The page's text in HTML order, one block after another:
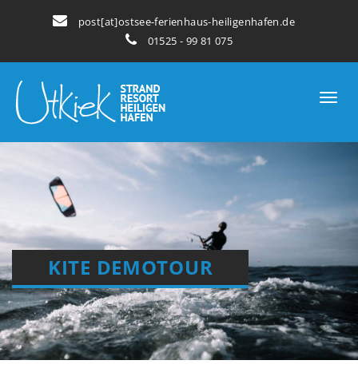
post[at]ostsee-ferienhaus-heiligenhafen.de
01525 - 99 81 075
KITE DEMOTOUR